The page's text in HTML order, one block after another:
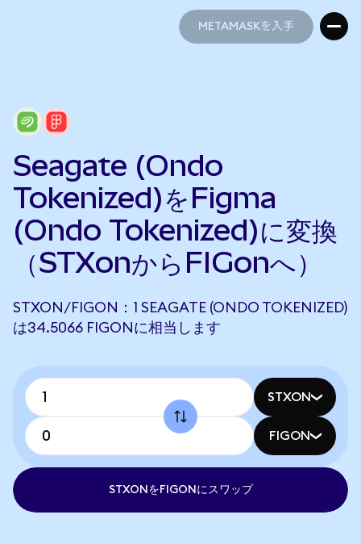
METAMASKを入手
Seagate (Ondo
Tokenized)をFigma
(Ondo Tokenized)に変換
（STXonからFIGonへ）
STXON/FIGON：1 SEAGATE (ONDO TOKENIZED)
は34.5066 FIGONに相当します
STXON
FIGON
STXONをFIGONにスワップ